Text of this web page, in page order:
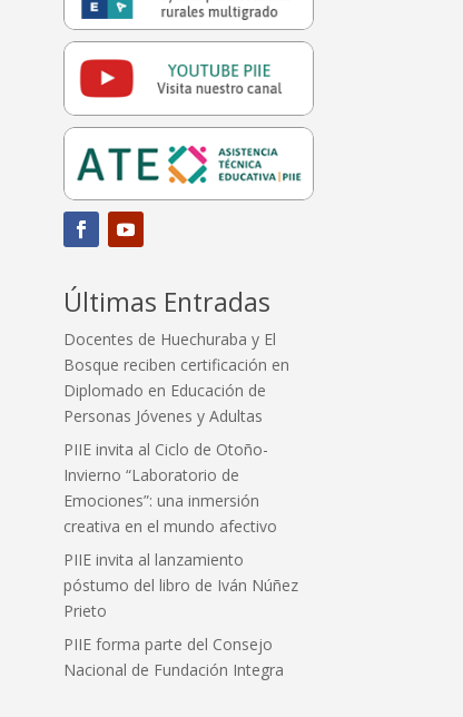
Últimas Entradas
Docentes de Huechuraba y El
Bosque reciben certificación en
Diplomado en Educación de
Personas Jóvenes y Adultas
PIIE invita al Ciclo de Otoño-
Invierno “Laboratorio de
Emociones”: una inmersión
creativa en el mundo afectivo
PIIE invita al lanzamiento
póstumo del libro de Iván Núñez
Prieto
PIIE forma parte del Consejo
Nacional de Fundación Integra